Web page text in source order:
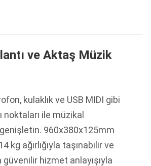
ve Aktaş Müzik
kulaklık ve USB MIDI gibi
ile müzikal
genişletin. 960x380x125mm
kg ağırlığıyla taşınabilir ve
hizmet anlayışıyla